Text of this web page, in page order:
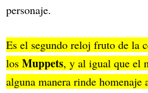
personaje.
Es el segundo reloj fruto de la
los Muppets, y al igual que el
alguna manera rinde homenaje